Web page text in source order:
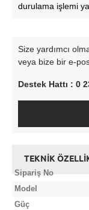
durulama işlemi
Size yardımcı
veya bize bir e-
Destek Hattı : 0
TEKNİK
Sipariş No
Model
Güç